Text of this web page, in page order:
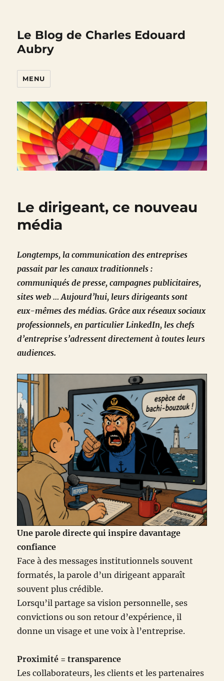
Le Blog de Charles Edouard
Aubry
MENU
Le dirigeant, ce nouveau
média
Longtemps, la communication des entreprises
passait par les canaux traditionnels :
communiqués de presse, campagnes publicitaires,
sites web … Aujourd’hui, leurs dirigeants sont
eux-mêmes des médias. Grâce aux réseaux sociaux
professionnels, en particulier LinkedIn, les chefs
d’entreprise s’adressent directement à toutes leurs
audiences.
Une parole directe qui inspire davantage
confiance
Face à des messages institutionnels souvent
formatés, la parole d’un dirigeant apparaît
souvent plus crédible.
Lorsqu’il partage sa vision personnelle, ses
convictions ou son retour d’expérience, il
donne un visage et une voix à l’entreprise.
Proximité = transparence
Les collaborateurs, les clients et les partenaires